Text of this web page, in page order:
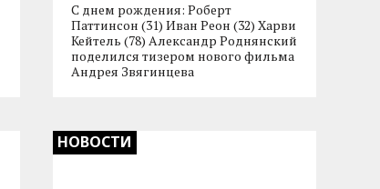
С днем рождения: Роберт
Паттинсон (31) Иван Реон (32) Харви
Кейтель (78) Александр Роднянский
поделился тизером нового фильма
Андрея Звягинцева
НОВОСТИ